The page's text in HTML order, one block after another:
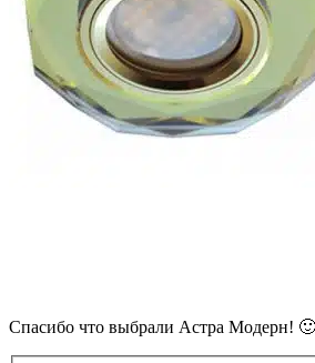
Спасибо что выбрали Астра Модерн! 🙂